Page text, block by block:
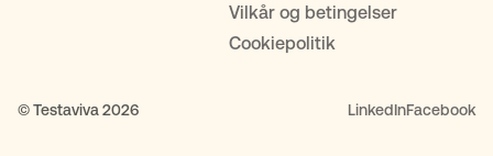
Vilkår og betingelser
Cookiepolitik
© Testaviva 2026 LinkedInFacebook
Fremtidsfuldmagt Bolighandel
MitID Kontakt